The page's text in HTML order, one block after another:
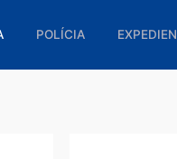
POLÍTICA POLÍCIA